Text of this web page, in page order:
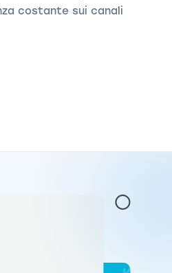
costante sui canali